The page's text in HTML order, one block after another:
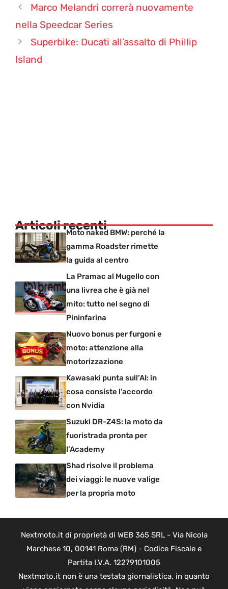
Marco Melandri correrà nuovamente
nella Speedcar Series
Superbike: Ducati all’assalto di Phillip
Island
Articoli recentiMoto naked BMW: perché la
gamma Roadster rimette
la guida al centro
La Pramac al Mugello con
una livrea che è già nel
mito: tutto nel segno di
Pininfarina
Nuovo bonus per furgoni e
moto: attenzione alla
motorizzazione
Kawasaki punta sull’AI: in
cosa consiste l’accordo
con Nvidia
Suzuki DR-Z4S: la moto da
fuoristrada pronta per
l’Academy
Shad risolve il problema
dei viaggi: le nuove valige
per la propria moto
Nextmoto.it di proprietà di WEB 365 SRL - Via Nicola
Marchese 10, 00141 Roma (RM) - Codice Fiscale e
Partita I.V.A. 12279101005
Nextmoto.it non è una testata giornalistica, in quanto